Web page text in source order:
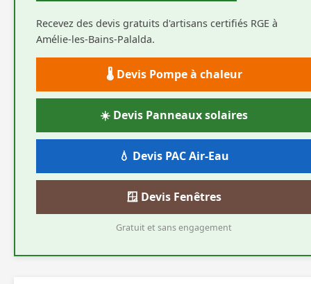
Recevez des devis gratuits d'artisans certifiés RGE à
Amélie-les-Bains-Palalda.
🌡️ Devis Pompe à chaleur
☀️ Devis Panneaux solaires
💧 Devis PAC Air-Eau
🪟 Devis Fenêtres
Gratuit et sans engagement